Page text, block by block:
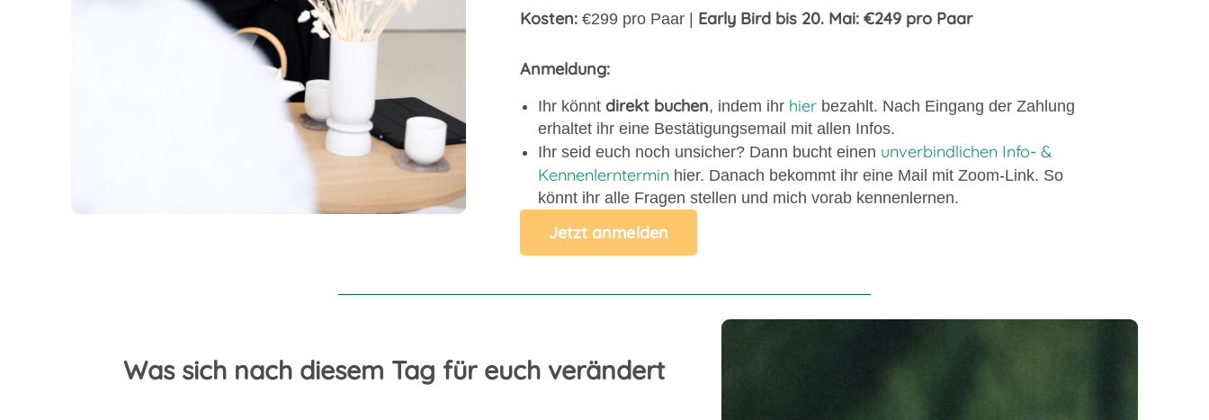
Kosten: €299 pro Paar | Early Bird bis 20. Mai: €249 pro Paar
Anmeldung:
Ihr könnt direkt buchen, indem ihr hierbezahlt. Nach Eingang der Zahlung
erhaltet ihr eine Bestätigungsemail mit allen Infos.
Ihr seid euch noch unsicher? Dann bucht einen unverbindlichen Info- &
Kennenlerntermin hier. Danach bekommt ihr eine Mail mit Zoom-Link. So
könnt ihr alle Fragen stellen und mich vorab kennenlernen.
Jetzt anmelden
Was sich nach diesem Tag für euch verändert